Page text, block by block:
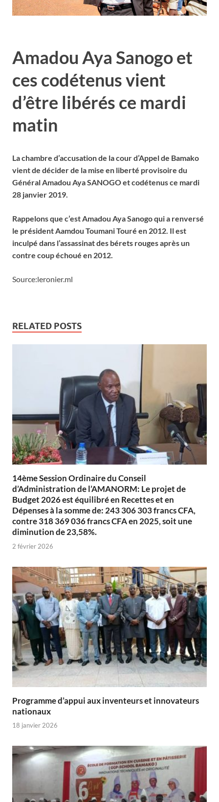
Amadou Aya Sanogo et
ces codétenus vient
d’être libérés ce mardi
matin
La chambre d’accusation de la cour d’Appel de Bamako
vient de décider de la mise en liberté provisoire du
Général Amadou Aya SANOGO et codétenus ce mardi
28 janvier 2019.
Rappelons que c’est Amadou Aya Sanogo qui a renversé
le président Aamdou Toumani Touré en 2012. Il est
inculpé dans l’assassinat des bérets rouges après un
contre coup échoué en 2012.
Source:leronier.ml
RELATED POSTS
14ème Session Ordinaire du Conseil
d’Administration de l’AMANORM: Le projet de
Budget 2026 est équilibré en Recettes et en
Dépenses à la somme de: 243 306 303 francs CFA,
contre 318 369 036 francs CFA en 2025, soit une
diminution de 23,58%.
2 février 2026
Programme d’appui aux inventeurs et innovateurs
nationaux
18 janvier 2026